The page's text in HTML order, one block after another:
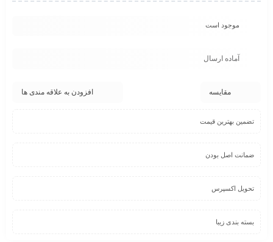
موجود است
آماده ارسال
مقایسه افزودن به علاقه مندی ها
تضمین بهترین قیمت
ضمانت اصل بودن
تحویل اکسپرس
بسته بندی زیبا